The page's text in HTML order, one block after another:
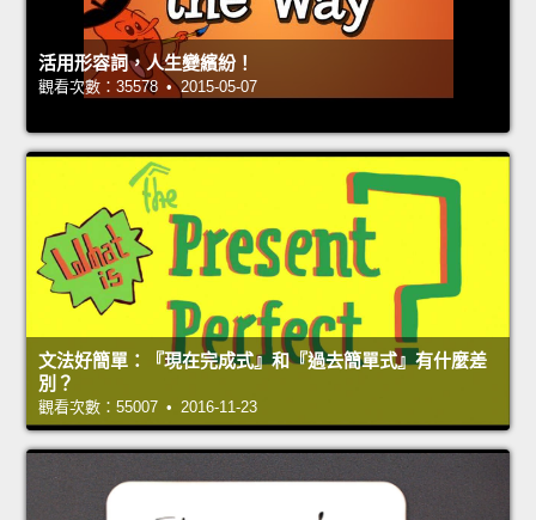
活用形容詞，人生變繽紛！
觀看次數：35578 • 2015-05-07
文法好簡單：『現在完成式』和『過去簡單式』有什麼差
別？
觀看次數：55007 • 2016-11-23